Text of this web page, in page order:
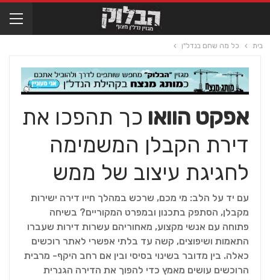
בית כל מה שחם בנדל"ן
אפקט הוואו כך תהפכו את
דירת הקבלן המשמימה
לחגיגת עיצוב של ממש
עם יד על הלב: מי מכם, שרכש במהלך חייו דירה ישירות
מקבלן, הסתפק בתכנון ובמפרט המקוריים? בשיחה
פתוחה עם אנשי מקצוע, מאחוריהם עשרות דירות שעברו
התאמות ושיפוצים, קשה עד בלתי אפשרי לאתר רוכשים
כאלה. בין מדובר בשינוי בסיסי ובין אם רחב היקף- מרבית
הרוכשים עושים מאמץ כדי להפוך את הדירה הגנרית